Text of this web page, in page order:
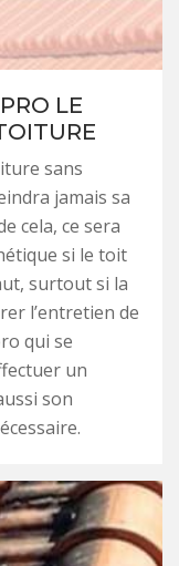
LE
sans
jamais sa
cela, ce sera
si le toit
surtout si la
l’entretien de
qui se
un
son